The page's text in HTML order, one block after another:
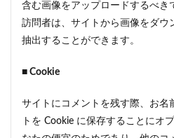
含む画像をアップロードするべき
訪問者は、サイトから画像をダウ
抽出することができます。
■ Cookie
サイトにコメントを残す際、お名
トを Cookie に保存することにオ